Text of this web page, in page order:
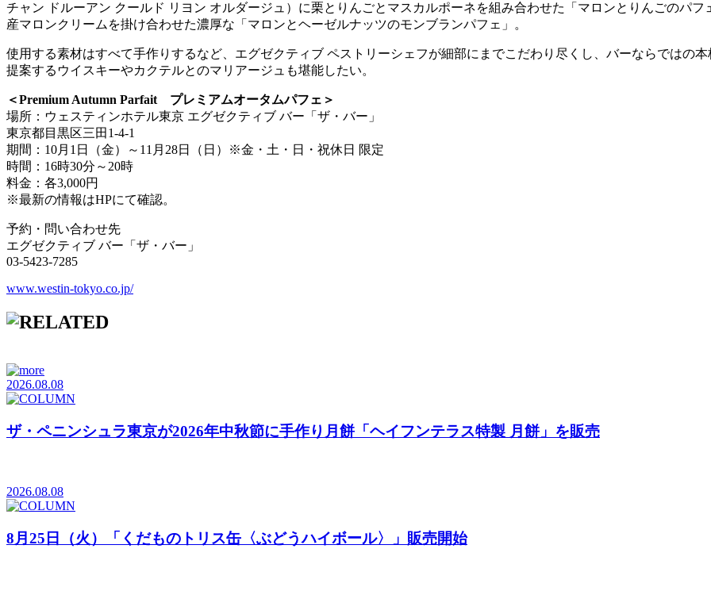
チャン ドルーアン クールド リヨン オルダージュ）に栗とりんごとマスカルポーネを組み合わせた「マロンとりんごのパ
産マロンクリームを掛け合わせた濃厚な「マロンとヘーゼルナッツのモンブランパフェ」。
使用する素材はすべて手作りするなど、エグゼクティブ ペストリーシェフが細部にまでこだわり尽くし、バーならではの
提案するウイスキーやカクテルとのマリアージュも堪能したい。
＜Premium Autumn Parfait プレミアムオータムパフェ＞
場所：ウェスティンホテル東京 エグゼクティブ バー「ザ・バー」
東京都目黒区三田1-4-1
期間：10月1日（金）～11月28日（日）※金・土・日・祝休日 限定
時間：16時30分～20時
料金：各3,000円
※最新の情報はHPにて確認。
予約・問い合わせ先
エグゼクティブ バー「ザ・バー」
03-5423-7285
www.westin-tokyo.co.jp/
2026.08.08
ザ・ペニンシュラ東京が2026年中秋節に手作り月餅「ヘイフンテラス特製 月餅」を販売
2026.08.08
8月25日（火）「くだものトリス缶〈ぶどうハイボール〉」販売開始